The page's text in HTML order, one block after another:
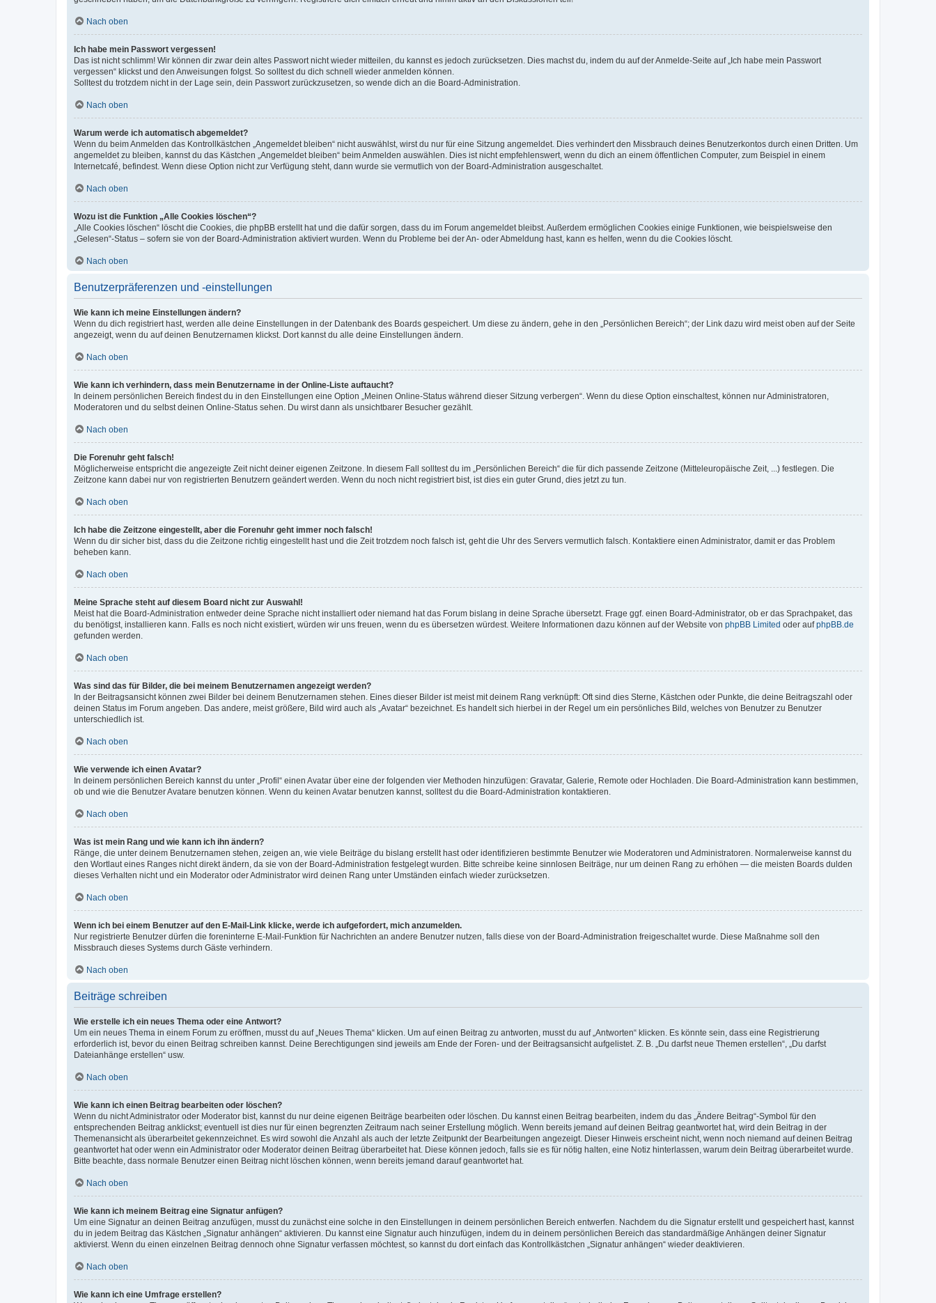
Nach oben
Ich habe mein Passwort vergessen!
Das ist nicht schlimm! Wir können dir zwar dein altes Passwort nicht wieder mitteilen, du kannst es jedoch zurücksetzen. Dies machst du, indem du auf der Anmelde-Seite auf „Ich habe mein Passwort
vergessen“ klickst und den Anweisungen folgst. So solltest du dich schnell wieder anmelden können.
Solltest du trotzdem nicht in der Lage sein, dein Passwort zurückzusetzen, so wende dich an die Board-Administration.
Nach oben
Warum werde ich automatisch abgemeldet?
Wenn du beim Anmelden das Kontrollkästchen „Angemeldet bleiben“ nicht auswählst, wirst du nur für eine Sitzung angemeldet. Dies verhindert den Missbrauch deines Benutzerkontos durch einen Dritten. Um
angemeldet zu bleiben, kannst du das Kästchen „Angemeldet bleiben“ beim Anmelden auswählen. Dies ist nicht empfehlenswert, wenn du dich an einem öffentlichen Computer, zum Beispiel in einem
Internetcafé, befindest. Wenn diese Option nicht zur Verfügung steht, dann wurde sie vermutlich von der Board-Administration ausgeschaltet.
Nach oben
Wozu ist die Funktion „Alle Cookies löschen“?
„Alle Cookies löschen“ löscht die Cookies, die phpBB erstellt hat und die dafür sorgen, dass du im Forum angemeldet bleibst. Außerdem ermöglichen Cookies einige Funktionen, wie beispielsweise den
„Gelesen“-Status – sofern sie von der Board-Administration aktiviert wurden. Wenn du Probleme bei der An- oder Abmeldung hast, kann es helfen, wenn du die Cookies löscht.
Nach oben
Benutzerpräferenzen und -einstellungen
Wie kann ich meine Einstellungen ändern?
Wenn du dich registriert hast, werden alle deine Einstellungen in der Datenbank des Boards gespeichert. Um diese zu ändern, gehe in den „Persönlichen Bereich“; der Link dazu wird meist oben auf der Seite
angezeigt, wenn du auf deinen Benutzernamen klickst. Dort kannst du alle deine Einstellungen ändern.
Nach oben
Wie kann ich verhindern, dass mein Benutzername in der Online-Liste auftaucht?
In deinem persönlichen Bereich findest du in den Einstellungen eine Option „Meinen Online-Status während dieser Sitzung verbergen“. Wenn du diese Option einschaltest, können nur Administratoren,
Moderatoren und du selbst deinen Online-Status sehen. Du wirst dann als unsichtbarer Besucher gezählt.
Nach oben
Die Forenuhr geht falsch!
Möglicherweise entspricht die angezeigte Zeit nicht deiner eigenen Zeitzone. In diesem Fall solltest du im „Persönlichen Bereich“ die für dich passende Zeitzone (Mitteleuropäische Zeit, ...) festlegen. Die
Zeitzone kann dabei nur von registrierten Benutzern geändert werden. Wenn du noch nicht registriert bist, ist dies ein guter Grund, dies jetzt zu tun.
Nach oben
Ich habe die Zeitzone eingestellt, aber die Forenuhr geht immer noch falsch!
Wenn du dir sicher bist, dass du die Zeitzone richtig eingestellt hast und die Zeit trotzdem noch falsch ist, geht die Uhr des Servers vermutlich falsch. Kontaktiere einen Administrator, damit er das Problem
beheben kann.
Nach oben
Meine Sprache steht auf diesem Board nicht zur Auswahl!
Meist hat die Board-Administration entweder deine Sprache nicht installiert oder niemand hat das Forum bislang in deine Sprache übersetzt. Frage ggf. einen Board-Administrator, ob er das Sprachpaket, das
du benötigst, installieren kann. Falls es noch nicht existiert, würden wir uns freuen, wenn du es übersetzen würdest. Weitere Informationen dazu können auf der Website von phpBB Limited oder aufphpBB.de
gefunden werden.
Nach oben
Was sind das für Bilder, die bei meinem Benutzernamen angezeigt werden?
In der Beitragsansicht können zwei Bilder bei deinem Benutzernamen stehen. Eines dieser Bilder ist meist mit deinem Rang verknüpft: Oft sind dies Sterne, Kästchen oder Punkte, die deine Beitragszahl oder
deinen Status im Forum angeben. Das andere, meist größere, Bild wird auch als „Avatar“ bezeichnet. Es handelt sich hierbei in der Regel um ein persönliches Bild, welches von Benutzer zu Benutzer
unterschiedlich ist.
Nach oben
Wie verwende ich einen Avatar?
In deinem persönlichen Bereich kannst du unter „Profil“ einen Avatar über eine der folgenden vier Methoden hinzufügen: Gravatar, Galerie, Remote oder Hochladen. Die Board-Administration kann bestimmen,
ob und wie die Benutzer Avatare benutzen können. Wenn du keinen Avatar benutzen kannst, solltest du die Board-Administration kontaktieren.
Nach oben
Was ist mein Rang und wie kann ich ihn ändern?
Ränge, die unter deinem Benutzernamen stehen, zeigen an, wie viele Beiträge du bislang erstellt hast oder identifizieren bestimmte Benutzer wie Moderatoren und Administratoren. Normalerweise kannst du
den Wortlaut eines Ranges nicht direkt ändern, da sie von der Board-Administration festgelegt wurden. Bitte schreibe keine sinnlosen Beiträge, nur um deinen Rang zu erhöhen — die meisten Boards dulden
dieses Verhalten nicht und ein Moderator oder Administrator wird deinen Rang unter Umständen einfach wieder zurücksetzen.
Nach oben
Wenn ich bei einem Benutzer auf den E-Mail-Link klicke, werde ich aufgefordert, mich anzumelden.
Nur registrierte Benutzer dürfen die foreninterne E-Mail-Funktion für Nachrichten an andere Benutzer nutzen, falls diese von der Board-Administration freigeschaltet wurde. Diese Maßnahme soll den
Missbrauch dieses Systems durch Gäste verhindern.
Nach oben
Beiträge schreiben
Wie erstelle ich ein neues Thema oder eine Antwort?
Um ein neues Thema in einem Forum zu eröffnen, musst du auf „Neues Thema“ klicken. Um auf einen Beitrag zu antworten, musst du auf „Antworten“ klicken. Es könnte sein, dass eine Registrierung
erforderlich ist, bevor du einen Beitrag schreiben kannst. Deine Berechtigungen sind jeweils am Ende der Foren- und der Beitragsansicht aufgelistet. Z. B. „Du darfst neue Themen erstellen“, „Du darfst
Dateianhänge erstellen“ usw.
Nach oben
Wie kann ich einen Beitrag bearbeiten oder löschen?
Wenn du nicht Administrator oder Moderator bist, kannst du nur deine eigenen Beiträge bearbeiten oder löschen. Du kannst einen Beitrag bearbeiten, indem du das „Ändere Beitrag“-Symbol für den
entsprechenden Beitrag anklickst; eventuell ist dies nur für einen begrenzten Zeitraum nach seiner Erstellung möglich. Wenn bereits jemand auf deinen Beitrag geantwortet hat, wird dein Beitrag in der
Themenansicht als überarbeitet gekennzeichnet. Es wird sowohl die Anzahl als auch der letzte Zeitpunkt der Bearbeitungen angezeigt. Dieser Hinweis erscheint nicht, wenn noch niemand auf deinen Beitrag
geantwortet hat oder wenn ein Administrator oder Moderator deinen Beitrag überarbeitet hat. Diese können jedoch, falls sie es für nötig halten, eine Notiz hinterlassen, warum dein Beitrag überarbeitet wurde.
Bitte beachte, dass normale Benutzer einen Beitrag nicht löschen können, wenn bereits jemand darauf geantwortet hat.
Nach oben
Wie kann ich meinem Beitrag eine Signatur anfügen?
Um eine Signatur an deinen Beitrag anzufügen, musst du zunächst eine solche in den Einstellungen in deinem persönlichen Bereich entwerfen. Nachdem du die Signatur erstellt und gespeichert hast, kannst
du in jedem Beitrag das Kästchen „Signatur anhängen“ aktivieren. Du kannst eine Signatur auch hinzufügen, indem du in deinem persönlichen Bereich das standardmäßige Anhängen deiner Signatur
aktivierst. Wenn du einen einzelnen Beitrag dennoch ohne Signatur verfassen möchtest, so kannst du dort einfach das Kontrollkästchen „Signatur anhängen“ wieder deaktivieren.
Nach oben
Wie kann ich eine Umfrage erstellen?